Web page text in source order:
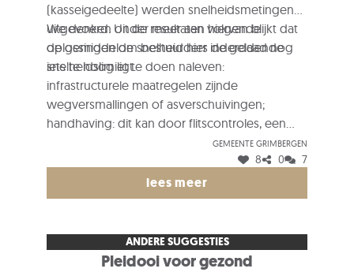
(kasseigedeelte) werden snelheidsmetingen
uitgevoerd. Uit de resultaten hiervan blijkt dat
de gemiddelde snelheid hier inderdaad nog
iets te hoog ligt.
We denken onder meer aan volgende
oplossingen om bestuurders de geldende
snelheidslimiet te doen naleven:
infrastructurele maatregelen zijnde
wegversmallingen of asverschuivingen;
handhaving: dit kan door flitscontroles, een
verplaatsbare flitsmodule of een vasteGemeente Grimbergen
8 0 7
lees meer
ANDERE SUGGESTIES
Pleidooi voor gezond